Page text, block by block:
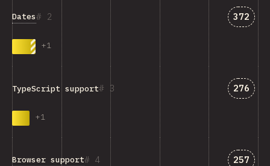
2
Dates
+1
匹配
372
3
TypeScript support
+1
匹配
276
4
Browser support 匹配
257